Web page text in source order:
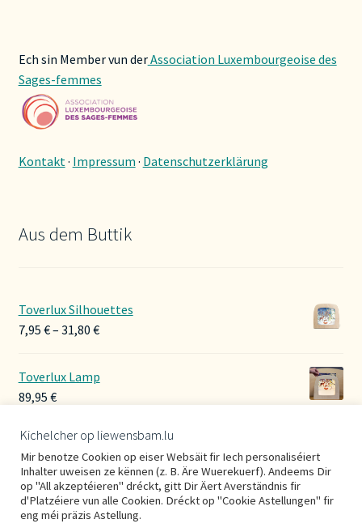
Ech sin Member vun derAssociation Luxembourgeoise des
Sages-femmes
Kontakt · Impressum · Datenschutzerklärung
Aus dem Buttik
Toverlux Silhouettes
7,95 €– 31,80 €Preisspanne:
Toverlux Lamp
89,95 €
Hoerbänner Wollwalk
29,00€
Kichelcher op liewensbam.lu
Mir benotze Cookien op eiser Websäit fir Iech personaliséiert
Inhalter uweisen ze kënnen (z. B. Äre Wuerekuerf). Andeems Dir
op "All akzeptéieren" dréckt, gitt Dir Äert Averständnis fir
d'Platzéiere vun alle Cookien. Dréckt op "Cookie Astellungen" fir
eng méi präzis Astellung.